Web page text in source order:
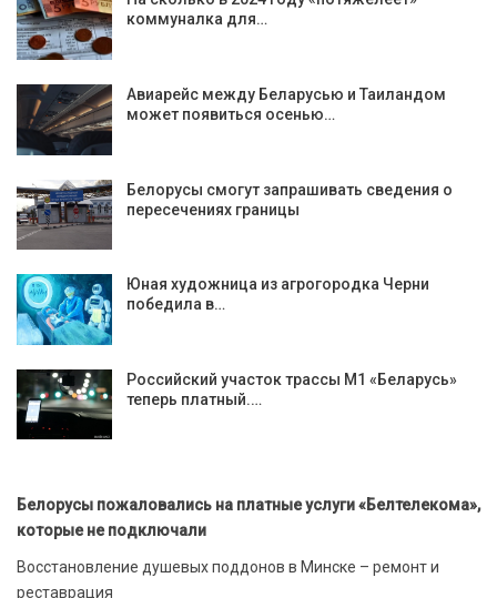
коммуналка для…
Авиарейс между Беларусью и Таиландом
может появиться осенью…
Белорусы смогут запрашивать сведения о
пересечениях границы
Юная художница из агрогородка Черни
победила в…
Российский участок трассы М1 «Беларусь»
теперь платный.…
Белорусы пожаловались на платные услуги «Белтелекома»,
которые не подключали
Восстановление душевых поддонов в Минске – ремонт и
реставрация